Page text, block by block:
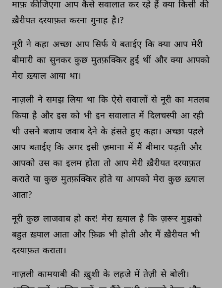
माफ़ कीजिएगा आप कैसे सवालात कर रहे हैं क्या किसी की
ख़ैरीयत दरयाफ़त करना गुनाह है।?
नूरी ने कहा अच्छा आप सिर्फ ये बताईए कि क्या आप मेरी
बीमारी का सुनकर कुछ मुतफ़क्किर हुई थीं और क्या आपको
मेरा ख़्याल आया था।
नाज़ली ने समझ लिया था कि ऐसे सवालों से नूरी का मतलब
किया है और इस को भी इन सवालात में दिलचस्पी आ रही
थी उसने बजाय जवाब देने के हंसते हुए कहा। अच्छा पहले
आप बताईए कि अगर इसी ज़माना में मैं बीमार पड़ती और
आपको उस का इलम होता तो आप मेरी ख़ैरीयत दरयाफ़त
कराते या कुछ मुतफ़क्किर होते या आपको मेरा कुछ ख़्याल
आता?
नूरी कुछ लाजवाब हो कर! मेरा ख़्याल है कि ज़रूर मुझको
बहुत ख़्याल आता और फ़िक्र भी होती और मैं ख़ैरीयत भी
दरयाफ़त कराता।
नाज़ली कामयाबी की ख़ुशी के लहजे में तेज़ी से बोली।